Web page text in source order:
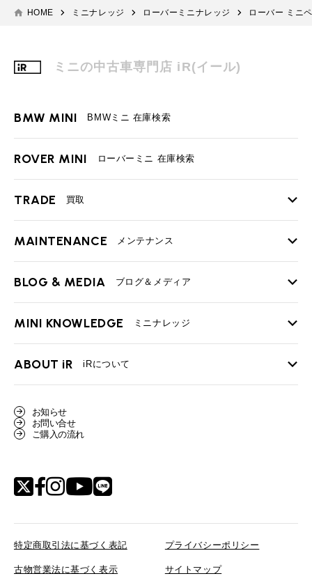
HOME ミニナレッジ ローバーミニナレッジ ローバー ミニ
ミニの中古車専門店 iR(イール)
BMW MINI BMWミニ 在庫検索
ROVER MINI ローバーミニ 在庫検索
TRADE 買取
TOP
必要書類
BMWミニ買取査定依頼
ローバーミニ買取査定依頼
MAINTENANCE メンテナンス
TOP
最近の修理実績
BLOG & MEDIA ブログ＆メディア
TOP
User's Voice 購入者様の声
Part's Report
MINI KNOWLEDGE ミニナレッジ
TOP
ローバーミニナレッジ
ABOUT iR iRについて
スタッフ紹介
リクルート
お知らせ
お問い合せ
ご購入の流れ
特定商取引法に基づく表記 プライバシーポリシー
古物営業法に基づく表示 サイトマップ